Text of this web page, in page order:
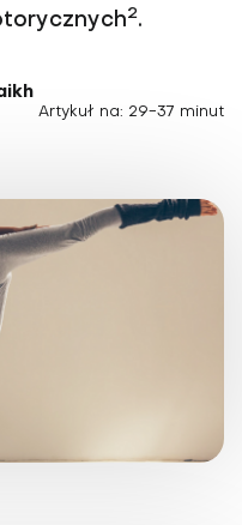
2.
Artykuł na: 29-37 minut